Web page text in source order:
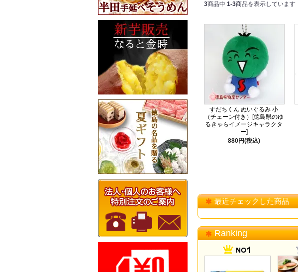
3商品中 1-3商品を表示しています
すだちくん ぬいぐるみ 小
（チェーン付き）[徳島県のゆ
るきゃらイメージキャラクタ
ー]
880円(税込)
最近チェックした商品
Ranking